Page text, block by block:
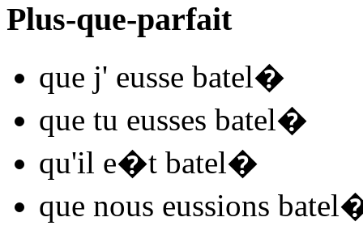
Plus-que-parfait
que j' eusse batel�
que tu eusses batel�
qu'il e�t batel�
que nous eussions batel